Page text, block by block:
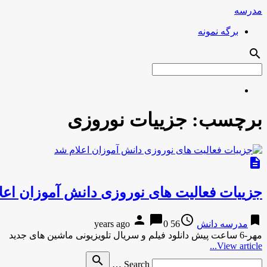
مدرسه
برگه نمونه
search
برچسب: جزییات نوروزی
description
جزییات فعالیت های نوروزی دانش آموزان
bookmark مدرسه دانش access_time
56 years ago
person chat_bubble0
مهر-6 ساعت پیش دانلود فیلم و سریال تلویزیونی ماشین های جدید
View article...
Search …
search